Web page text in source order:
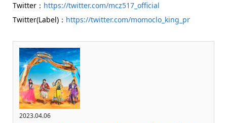
Twitter： https://twitter.com/mcz517_official
Twitter(Label)： https://twitter.com/momoclo_king_pr
2023.04.06